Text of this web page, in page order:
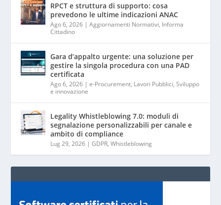
RPCT e struttura di supporto: cosa
prevedono le ultime indicazioni ANAC
Ago 6, 2026 |Aggiornamenti Normativi, Informa
Cittadino
Gara d’appalto urgente: una soluzione per
gestire la singola procedura con una PAD
certificata
Ago 6, 2026 |e-Procurement, Lavori Pubblici,Sviluppo
e innovazione
Legality Whistleblowing 7.0: moduli di
segnalazione personalizzabili per canale e
ambito di compliance
Lug 29, 2026 |GDPR,Whistleblowing